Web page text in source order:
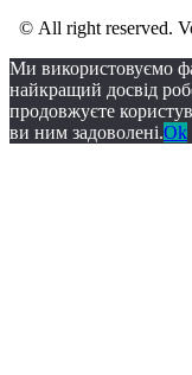
© All right reserved.
Ми використовуємо
найкращий досвід
продовжуєте
ви ним задоволені.Ok